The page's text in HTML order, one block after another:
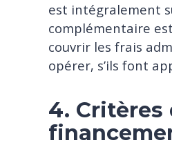
est intégralement
complémentaire
couvrir les frais
opérer, s’ils font
4. Critères